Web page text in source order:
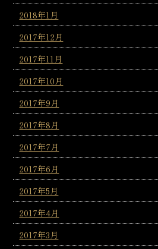
2018年1月
2017年12月
2017年11月
2017年10月
2017年9月
2017年8月
2017年7月
2017年6月
2017年5月
2017年4月
2017年3月